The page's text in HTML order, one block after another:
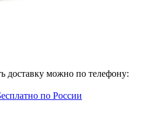
доставку можно по телефону:
по России